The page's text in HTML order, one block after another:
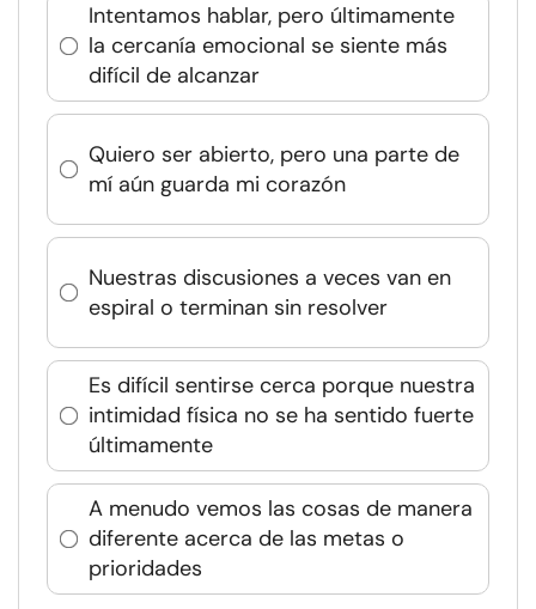
Intentamos hablar, pero últimamente
la cercanía emocional se siente más
difícil de alcanzar
Quiero ser abierto, pero una parte de
mí aún guarda mi corazón
Nuestras discusiones a veces van en
espiral o terminan sin resolver
Es difícil sentirse cerca porque nuestra
intimidad física no se ha sentido fuerte
últimamente
A menudo vemos las cosas de manera
diferente acerca de las metas o
prioridades